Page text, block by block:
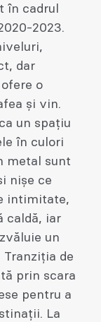
în cadrul
2023.
dar
o
și vin.
un spațiu
în culori
metal sunt
nișe ce
intimitate,
caldă, iar
un
de
prin scara
pentru a
La